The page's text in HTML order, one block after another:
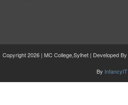
Copyright 2026 | MC College,Sylhet | Developed By
By InfancyIT